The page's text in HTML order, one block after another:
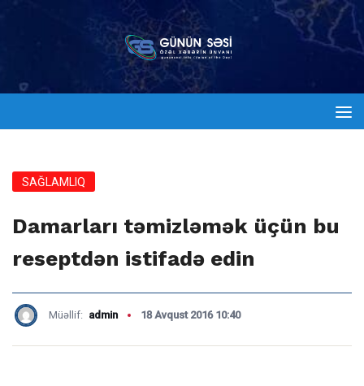
SAĞLAMLIQ
Damarları təmizləmək üçün bu
reseptdən istifadə edin
Müəllif: admin 18 Avqust 2016 10:40